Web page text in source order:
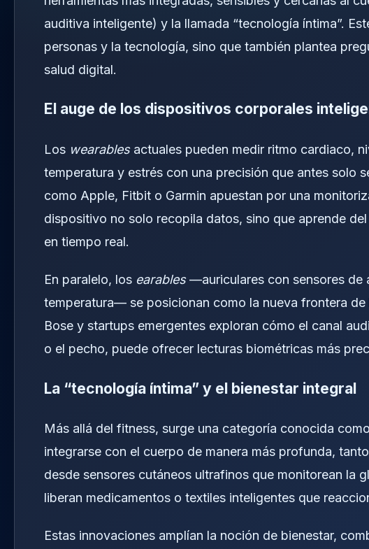
auditiva inteligente) y la llamada “tecnología íntima”.
personas y la tecnología, sino que también plantea
salud digital.
El auge de los dispositivos corporales
Los wearablesactuales pueden medir ritmo cardiaco,
temperatura y estrés con una precisión que antes solo
como Apple, Fitbit o Garmin apuestan por una
dispositivo no solo recopila datos, sino que aprende
en tiempo real.
En paralelo, los earables—auriculares con sensores de
temperatura— se posicionan como la nueva frontera
Bose y startups emergentes exploran cómo el canal
o el pecho, puede ofrecer lecturas biométricas más
La “tecnología íntima” y el bienestar integral
Más allá del fitness, surge una categoría conocida como
integrarse con el cuerpo de manera más profunda,
desde sensores cutáneos ultrafinos que monitorean la
liberan medicamentos o textiles inteligentes que
Estas innovaciones amplían la noción de bienestar,